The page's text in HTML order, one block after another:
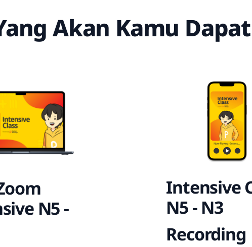
Akan Kamu
N5 -
Intensive
N5 - N3
Recording